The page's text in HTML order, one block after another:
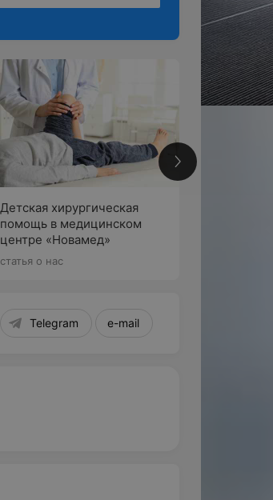
Детская хирургическая
помощь в медицинском
центре «Новамед»
статья о нас
Telegram e-mail